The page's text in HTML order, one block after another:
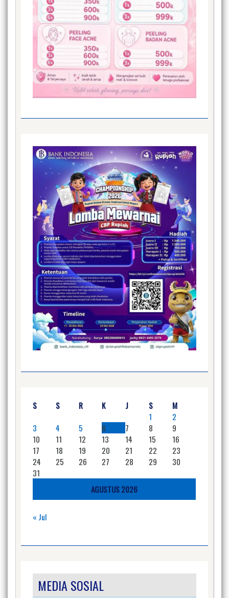
AGUSTUS 2026
S S R K J S
M
1
2
3
4 5 6 7 8
9
10
11 12 13 14 15
16
17
18 19 20 21 22
23
24
25 26 27 28 29
30
31
« Jul
MEDIA SOSIAL